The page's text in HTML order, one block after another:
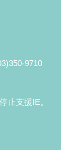
9710
止支援IE。